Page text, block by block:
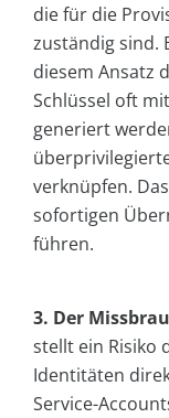
die für die
zuständig sind.
diesem Ansatz
Schlüssel oft
generiert
verknüpfen.
sofortigen
führen.
3. Der
stellt ein Risiko
Identitäten
Service-